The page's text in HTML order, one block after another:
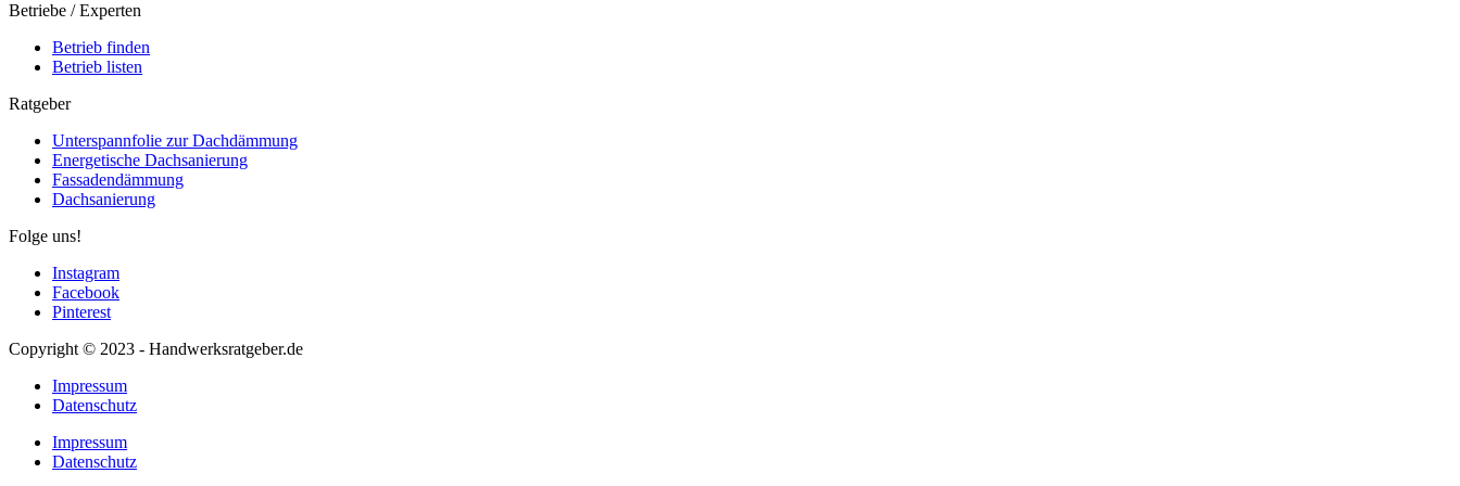
Betriebe / Experten
Betrieb finden
Betrieb listen
Ratgeber
Unterspannfolie zur Dachdämmung
Energetische Dachsanierung
Fassadendämmung
Dachsanierung
Folge uns!
Instagram
Facebook
Pinterest
Copyright © 2023 - Handwerksratgeber.de
Impressum
Datenschutz
Impressum
Datenschutz